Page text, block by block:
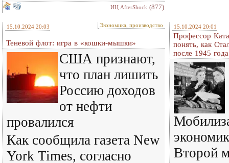
ИЦ AfterShock (877)
15.10.2024 20:03 Экономика, производство
Теневой флот: игра в «кошки-мышки»
США признают,
что план лишить
Россию доходов
от нефти
провалился
Как сообщила газета New
York Times, согласно
15.10.2024 20:01
Профессор
понять, как
после 1945 года
Второй